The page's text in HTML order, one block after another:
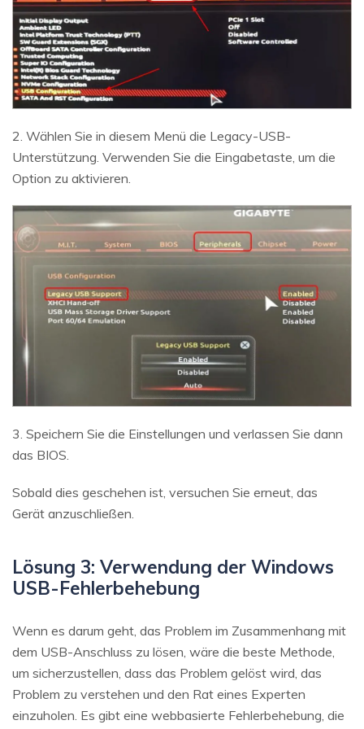
2. Wählen Sie in diesem Menü die Legacy-USB-
Unterstützung. Verwenden Sie die Eingabetaste, um die
Option zu aktivieren.
3. Speichern Sie die Einstellungen und verlassen Sie dann
das BIOS.
Sobald dies geschehen ist, versuchen Sie erneut, das
Gerät anzuschließen.
Lösung 3: Verwendung der Windows
USB-Fehlerbehebung
Wenn es darum geht, das Problem im Zusammenhang mit
dem USB-Anschluss zu lösen, wäre die beste Methode,
um sicherzustellen, dass das Problem gelöst wird, das
Problem zu verstehen und den Rat eines Experten
einzuholen. Es gibt eine webbasierte Fehlerbehebung, die